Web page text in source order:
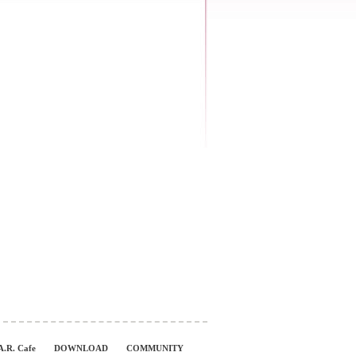
Cafe DOWNLOAD COMMUNITY